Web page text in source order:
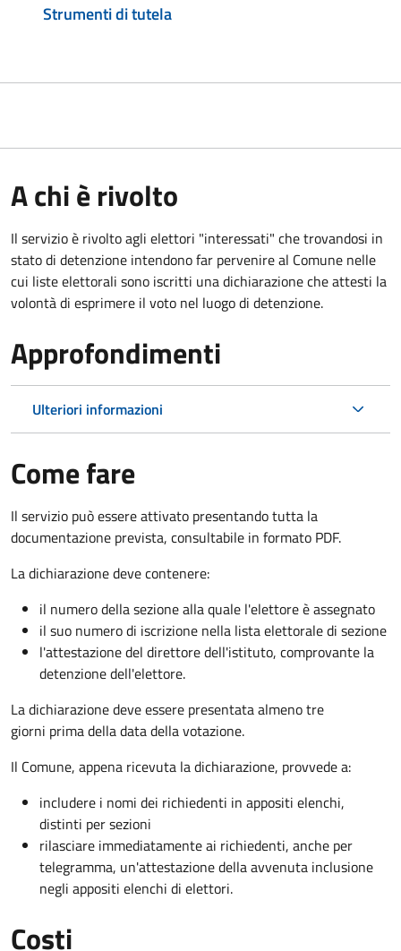
Strumenti di tutela
A chi è rivolto
Il servizio è rivolto agli elettori "interessati" che trovandosi in
stato di detenzione intendono far pervenire al Comune nelle
cui liste elettorali sono iscritti una dichiarazione che attesti la
volontà di esprimere il voto nel luogo di detenzione.
Approfondimenti
Ulteriori informazioni
Come fare
Il servizio può essere attivato presentando tutta la
documentazione prevista, consultabile in formato PDF.
La dichiarazione deve contenere:
il numero della sezione alla quale l'elettore è assegnato
il suo numero di iscrizione nella lista elettorale di sezione
l'attestazione del direttore dell'istituto, comprovante la
detenzione dell'elettore.
La dichiarazione deve essere presentata almeno tre
giorni prima della data della votazione.
Il Comune, appena ricevuta la dichiarazione, provvede a:
includere i nomi dei richiedenti in appositi elenchi,
distinti per sezioni
rilasciare immediatamente ai richiedenti, anche per
telegramma, un'attestazione della avvenuta inclusione
negli appositi elenchi di elettori.
Costi